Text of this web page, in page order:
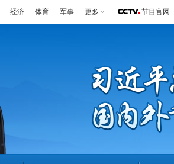
经济 体育 军事 更多 节目官网